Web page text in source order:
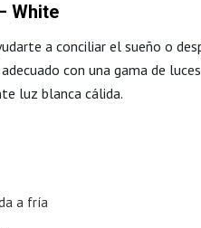
White
a conciliar el sueño o
con una gama de
luz blanca cálida.
a fría